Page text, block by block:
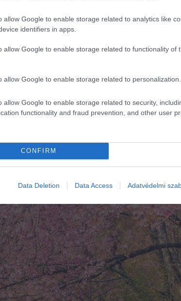
allow Google to enable storage related to analytics like
identifiers in apps.
allow Google to enable storage related to functionality of
allow Google to enable storage related to personalization.
allow Google to enable storage related to security,
functionality and fraud prevention, and other user
CONFIRM
Data Deletion Data Access Adatvédelmi
azonban csak körülbelül három
a hőmérséklettől és a napfénytől is.
érkeztek, teljes katasztrófát jelentettek
küld Amerikának a két ország közötti
befejezéséről. A jó szándék ellenére a
voltak − a gyökereik túlzott metszése
egy kupacba dobták és elégették.
ahogy a bolygó fokozatosan
számíthatunk. 2021-ben